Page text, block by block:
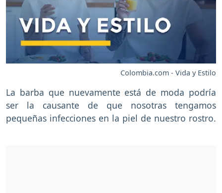
Colombia.com - Vida y Estilo
La barba que nuevamente está de moda podría
ser la causante de que nosotras tengamos
pequeñas infecciones en la piel de nuestro rostro.